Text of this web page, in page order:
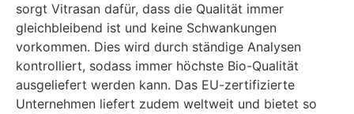
sorgt Vitrasan dafür, dass die Qualität immer
gleichbleibend ist und keine Schwankungen
vorkommen. Dies wird durch ständige Analysen
kontrolliert, sodass immer höchste Bio-Qualität
ausgeliefert werden kann. Das EU-zertifizierte
Unternehmen liefert zudem weltweit und bietet so